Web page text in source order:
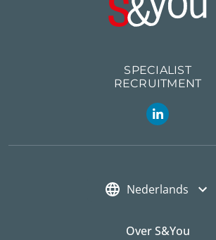
SPECIALIST
RECRUITMENT
Nederlands
Over S&you